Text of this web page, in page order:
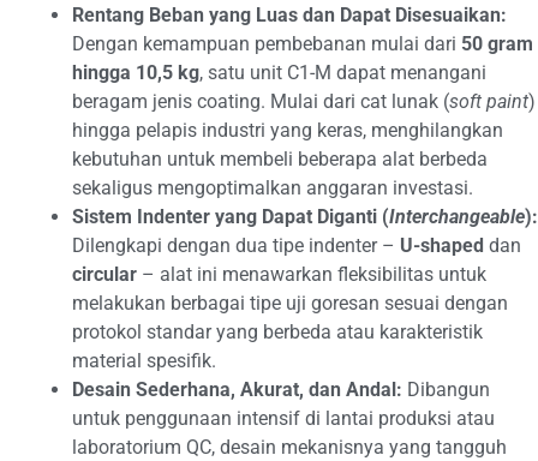
Rentang Beban yang Luas dan Dapat Disesuaikan:
Dengan kemampuan pembebanan mulai dari 50 gram
hingga 10,5 kg, satu unit C1-M dapat menangani
beragam jenis coating. Mulai dari cat lunak (soft paint)
hingga pelapis industri yang keras, menghilangkan
kebutuhan untuk membeli beberapa alat berbeda
sekaligus mengoptimalkan anggaran investasi.
Sistem Indenter yang Dapat Diganti (Interchangeable):
Dilengkapi dengan dua tipe indenter – U-shaped dan
circular – alat ini menawarkan fleksibilitas untuk
melakukan berbagai tipe uji goresan sesuai dengan
protokol standar yang berbeda atau karakteristik
material spesifik.
Desain Sederhana, Akurat, dan Andal: Dibangun
untuk penggunaan intensif di lantai produksi atau
laboratorium QC, desain mekanisnya yang tangguh